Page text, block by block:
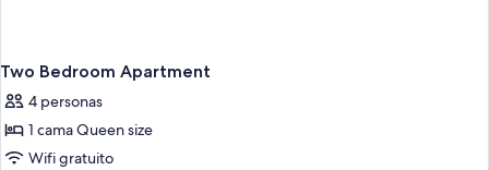
Two Bedroom Apartment
4 personas
1 cama Queen size
Wifi gratuito